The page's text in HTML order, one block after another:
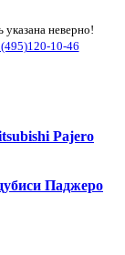
указана неверно!
10-46
Pajero
Паджеро